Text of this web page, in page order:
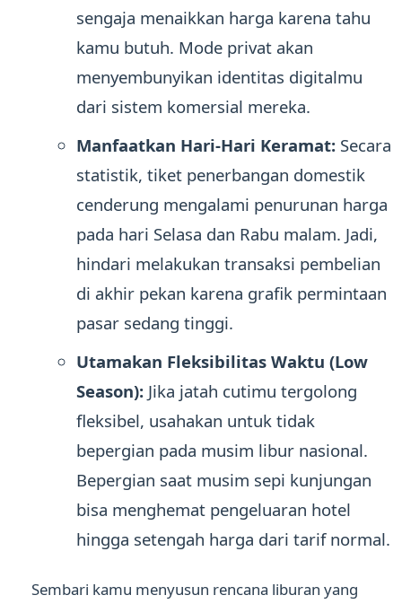
sengaja menaikkan harga karena tahu
kamu butuh. Mode privat akan
menyembunyikan identitas digitalmu
dari sistem komersial mereka.
Manfaatkan Hari-Hari Keramat: Secara
statistik, tiket penerbangan domestik
cenderung mengalami penurunan harga
pada hari Selasa dan Rabu malam. Jadi,
hindari melakukan transaksi pembelian
di akhir pekan karena grafik permintaan
pasar sedang tinggi.
Utamakan Fleksibilitas Waktu (Low
Season): Jika jatah cutimu tergolong
fleksibel, usahakan untuk tidak
bepergian pada musim libur nasional.
Bepergian saat musim sepi kunjungan
bisa menghemat pengeluaran hotel
hingga setengah harga dari tarif normal.
Sembari kamu menyusun rencana liburan yang